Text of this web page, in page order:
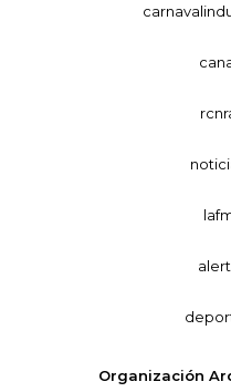
Organización